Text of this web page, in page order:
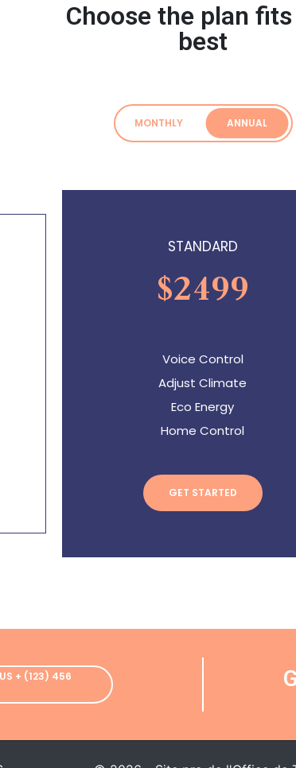
Choose the plan
best
MONTHLY ANNUAL
STANDARD
$2499
Voice Control
Adjust Climate
Eco Energy
Home Control
GET STARTED
+ (123) 456